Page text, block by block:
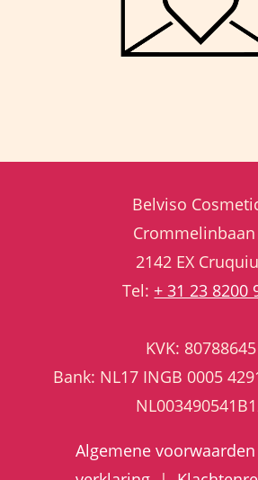
Belviso
2142 EX
Tel: + 31 23 8200
KVK: 80788645
Bank: NL17 INGB 0005
Algemene voorwaarden